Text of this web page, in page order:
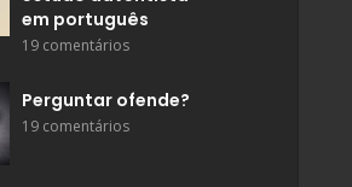
em português
19 comentários
Perguntar ofende?
19 comentários